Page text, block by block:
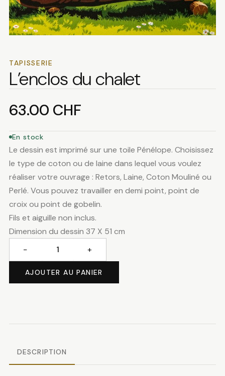
TAPISSERIE
L’enclos du chalet
63.00 CHF
En stock
Le dessin est imprimé sur une toile Pénélope. Choisissez
le type de coton ou de laine dans lequel vous voulez
réaliser votre ouvrage : Retors, Laine, Coton Mouliné ou
Perlé. Vous pouvez travailler en demi point, point de
croix ou point de gobelin.
Fils et aiguille non inclus.
Dimension du dessin 37 X 51 cm
L'enclos
− +
AJOUTER AU PANIER
DESCRIPTION